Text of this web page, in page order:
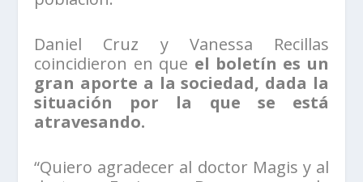
Daniel Cruz y Vanessa Recillas
coincidieron en que el boletín es un
gran aporte a la sociedad, dada la
situación por la que se está
atravesando.
“Quiero agradecer al doctor Magis y al